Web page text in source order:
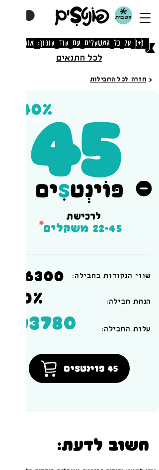
הטבות
[1+1 על כל המשקלים עם קוד קופון: אוגוסט] לכל התנאים
חזרה לכל החבילות
22-45 משקלים
לרכישת
*
40%
₪3780 :עלות החבילה
40% הנחת חבילה:
₪6300 שווי הנקודות בחבילה:
45 פוינטSים
חשוב לדעת: